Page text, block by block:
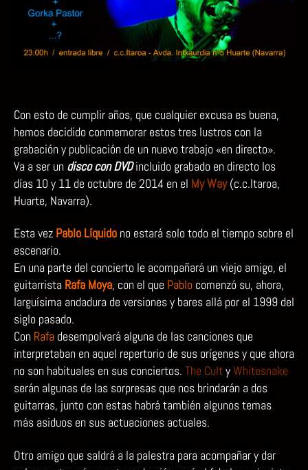
Con esto de cumplir años, que cualquier excusa es buena,
hemos decidido conmemorar estos tres lustros con la
grabación y publicación de un nuevo trabajo «en directo».
Va a ser un disco con DVDincluido grabado en directo los
días 10 y 11 de octubre de 2014 en el My Way(c.c.Itaroa,
Huarte, Navarra).
Esta vez Pablo Líquido no estará solo todo el tiempo sobre el
escenario.
En una parte del concierto le acompañará un viejo amigo, el
guitarrista Rafa Moya, con el que Pablo comenzó su, ahora,
larguísima andadura de versiones y bares allá por el 1999 del
siglo pasado.
Con Rafa desempolvará alguna de las canciones que
interpretaban en aquel repertorio de sus orígenes y que ahora
no son habituales en sus conciertos. The CultyWhitesnake
serán algunas de las sorpresas que nos brindarán a dos
guitarras, junto con estas habrá también algunos temas
más asiduos en sus actuaciones actuales.
Otro amigo que saldrá a la palestra para acompañar y dar